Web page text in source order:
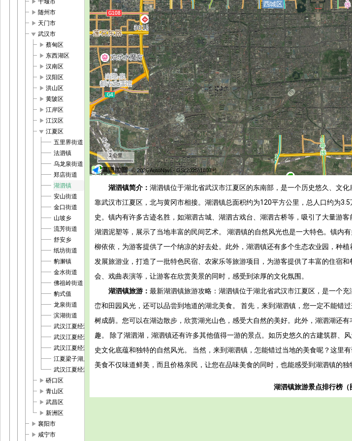
十堰市
play_arrow 随州市
play_arrow 天门市
play_arrow 武汉市
play_arrow 蔡甸区
play_arrow 东西湖区
play_arrow 汉南区
play_arrow 汉阳区
play_arrow 洪山区
play_arrow 黄陂区
play_arrow 江岸区
play_arrow 江汉区
play_arrow 江夏区
五里界街道
法泗镇
乌龙泉街道
郑店街道
湖泗镇
安山街道
金口街道
山坡乡
流芳街道
舒安乡
纸坊街道
豹澥镇
金水街道
佛祖岭街道
豹式值
龙泉街道
滨湖街道
武汉江夏经济开发区庙山高新技术产业园
武汉江夏经济开发区藏龙岛高新技术产业园
武汉江夏经济开发区大桥现代产业园
江夏梁子湖风景区
武汉江夏经济开发区金港汽车产业园
play_arrow 硚口区
play_arrow 青山区
play_arrow 武昌区
play_arrow 新洲区
play_arrow 襄阳市
play_arrow 咸宁市
2 公里
© 2026 AutoNavi- GS(2025)1807号
湖泗镇简介： 湖泗镇位于湖北省武汉市江夏区的东南部，是一个历史悠久、文
靠武汉市江夏区，北与黄冈市相接。湖泗镇总面积约为120平方公里，总人口约为
史。镇内有许多古迹名胜，如湖泗古城、湖泗古戏台、湖泗古桥等，吸引了大量游
湖泗泥塑等，展示了当地丰富的民间艺术。 湖泗镇的自然风光也是一大特色。镇内
柳依依，为游客提供了一个纳凉的好去处。此外，湖泗镇还有多个生态农业园，种
发展旅游业，打造了一批特色民宿、农家乐等旅游项目，为游客提供了丰富的住宿
会、戏曲表演等，让游客在欣赏美景的同时，感受到浓厚的文化氛围。
湖泗镇旅游： 最新湖泗镇旅游攻略：湖泗镇位于湖北省武汉市江夏区，是一个
峦和田园风光，还可以品尝到地道的湖北美食。 首先，来到湖泗镇，您一定不能
树成荫。您可以在湖边散步，欣赏湖光山色，感受大自然的美好。此外，湖泗湖还
趣。 除了湖泗湖，湖泗镇还有许多其他值得一游的景点。如历史悠久的古建筑群、
史文化底蕴和独特的自然风光。 当然，来到湖泗镇，怎能错过当地的美食呢？这里
美食不仅味道鲜美，而且价格亲民，让您在品味美食的同时，也能感受到湖泗镇的独
湖泗镇旅游景点排行榜（